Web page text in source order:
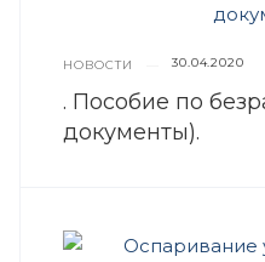
НОВОСТИ 30.04.2020
. Пособие по
документы).